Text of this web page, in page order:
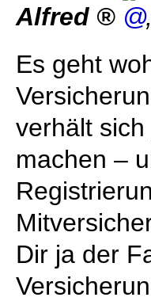
Alfred ,
Es geht
verhält
machen –
Dir ja der